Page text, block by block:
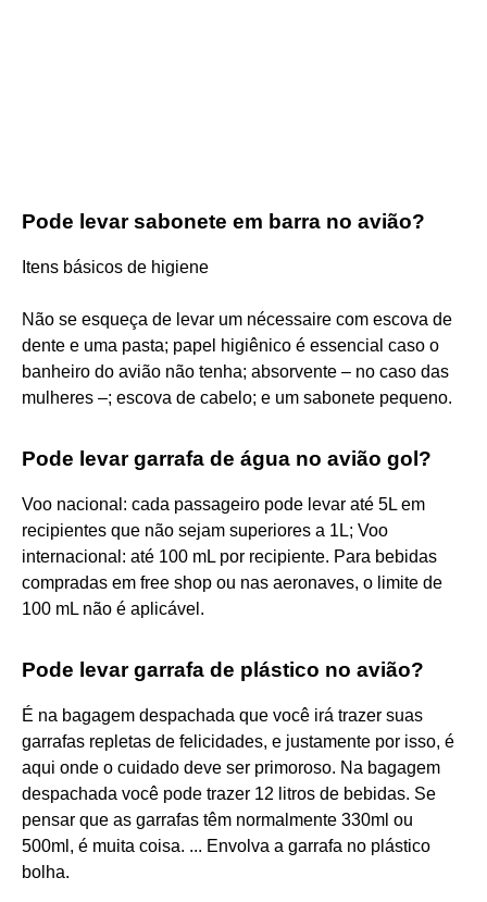
Pode levar sabonete em barra no avião?
Itens básicos de higiene
Não se esqueça de levar um nécessaire com escova de
dente e uma pasta; papel higiênico é essencial caso o
banheiro do avião não tenha; absorvente – no caso das
mulheres –; escova de cabelo; e um sabonete pequeno.
Pode levar garrafa de água no avião gol?
Voo nacional: cada passageiro pode levar até 5L em
recipientes que não sejam superiores a 1L; Voo
internacional: até 100 mL por recipiente. Para bebidas
compradas em free shop ou nas aeronaves, o limite de
100 mL não é aplicável.
Pode levar garrafa de plástico no avião?
É na bagagem despachada que você irá trazer suas
garrafas repletas de felicidades, e justamente por isso, é
aqui onde o cuidado deve ser primoroso. Na bagagem
despachada você pode trazer 12 litros de bebidas. Se
pensar que as garrafas têm normalmente 330ml ou
500ml, é muita coisa. ... Envolva a garrafa no plástico
bolha.